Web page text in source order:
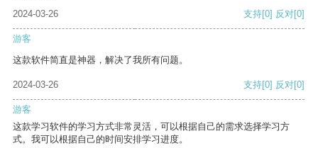
2024-03-26
支持[0] 反对[0]
游客
这款软件简直是神器，解决了我所有问题。
2024-03-26 支持[0] 反对[0]
游客
这款学习软件的学习方式非常灵活，可以根据自己的需求选择学习方
式。我可以根据自己的时间安排学习进度。